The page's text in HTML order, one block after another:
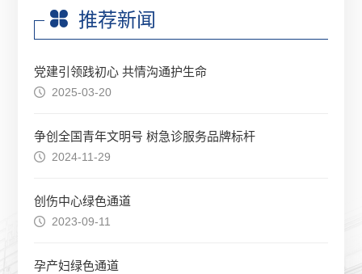
推荐新闻
党建引领践初心 共情沟通护生命
2025-03-20
争创全国青年文明号 树急诊服务品牌标杆
2024-11-29
创伤中心绿色通道
2023-09-11
孕产妇绿色通道